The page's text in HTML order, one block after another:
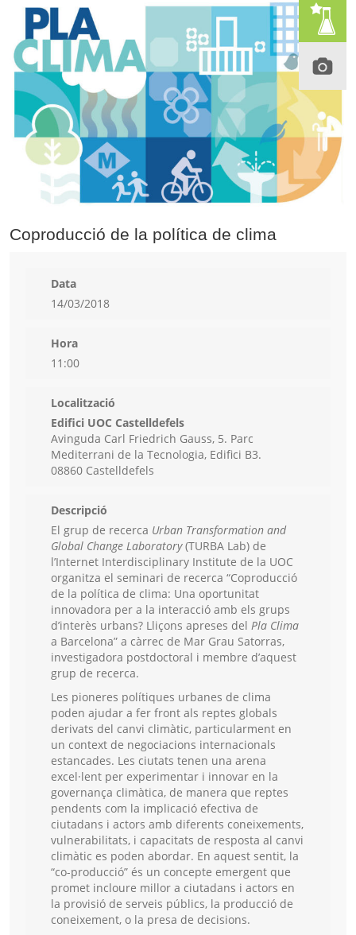
Coproducció de la política de clima
Data
14/03/2018
Hora
11:00
Localització
Edifici UOC Castelldefels
Avinguda Carl Friedrich Gauss, 5. Parc
Mediterrani de la Tecnologia, Edifici B3.
08860 Castelldefels
Descripció
El grup de recerca Urban Transformation and
Global Change Laboratory(TURBA Lab) de
l’Internet Interdisciplinary Institute de la UOC
organitza el seminari de recerca “Coproducció
de la política de clima: Una oportunitat
innovadora per a la interacció amb els grups
d’interès urbans? Lliçons apreses del Pla Clima
a Barcelona” a càrrec de Mar Grau Satorras,
investigadora postdoctoral i membre d’aquest
grup de recerca.
Les pioneres polítiques urbanes de clima
poden ajudar a fer front als reptes globals
derivats del canvi climàtic, particularment en
un context de negociacions internacionals
estancades. Les ciutats tenen una arena
excel·lent per experimentar i innovar en la
governança climàtica, de manera que reptes
pendents com la implicació efectiva de
ciutadans i actors amb diferents coneixements,
vulnerabilitats, i capacitats de resposta al canvi
climàtic es poden abordar. En aquest sentit, la
“co-producció” és un concepte emergent que
promet incloure millor a ciutadans i actors en
la provisió de serveis públics, la producció de
coneixement, o la presa de decisions.